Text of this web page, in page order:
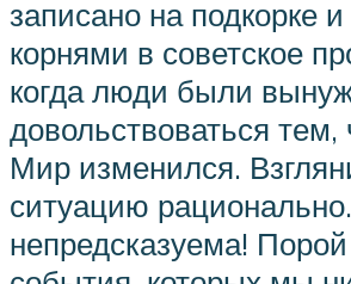
записано на подкорке
корнями в советское
когда люди были
довольствоваться тем,
Мир изменился.
ситуацию
непредсказуема!